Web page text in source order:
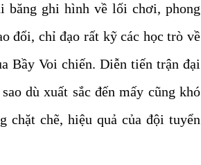
băng ghi hình về lối chơi, phong
đổi, chỉ đạo rất kỹ các học trò về
Bầy Voi chiến. Diễn tiến trận đại
dù xuất sắc đến mấy cũng khó
chặt chẽ, hiệu quả của đội tuyển